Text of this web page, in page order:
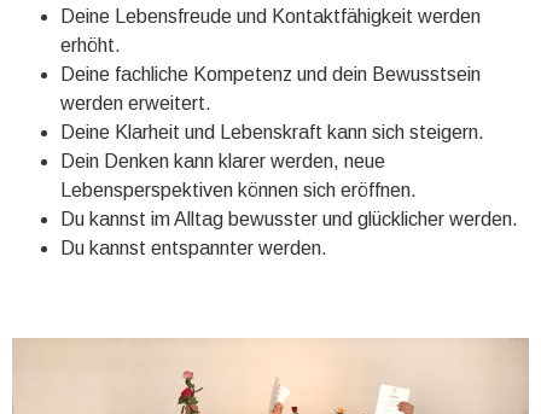
Deine Lebensfreude und Kontaktfähigkeit werden
erhöht.
Deine fachliche Kompetenz und dein Bewusstsein
werden erweitert.
Deine Klarheit und Lebenskraft kann sich steigern.
Dein Denken kann klarer werden, neue
Lebensperspektiven können sich eröffnen.
Du kannst im Alltag bewusster und glücklicher werden.
Du kannst entspannter werden.